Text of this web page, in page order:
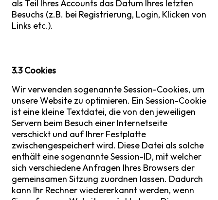
als Teil Ihres Accounts das Datum Ihres letzten
Besuchs (z.B. bei Registrierung, Login, Klicken von
Links etc.).
3.3 Cookies
Wir verwenden sogenannte Session-Cookies, um
unsere Website zu optimieren. Ein Session-Cookie
ist eine kleine Textdatei, die von den jeweiligen
Servern beim Besuch einer Internetseite
verschickt und auf Ihrer Festplatte
zwischengespeichert wird. Diese Datei als solche
enthält eine sogenannte Session-ID, mit welcher
sich verschiedene Anfragen Ihres Browsers der
gemeinsamen Sitzung zuordnen lassen. Dadurch
kann Ihr Rechner wiedererkannt werden, wenn